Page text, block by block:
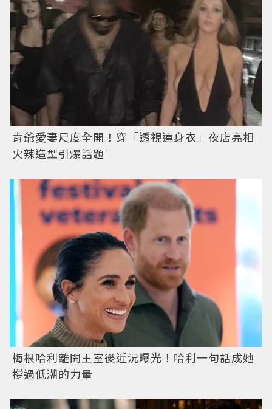
肯爺愛妻尺度全開！穿「透視連身衣」夜店亮相
火辣造型引爆話題
梅根哈利離開王室後近況曝光！哈利一句話成她
撐過低潮的力量